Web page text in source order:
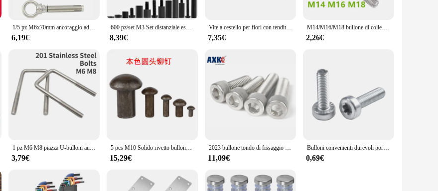
household repair, the vite Bulloni Set is your go-to solution. The bulloni's versatility shines through in their ability to securely
every time. The set's compact size makes it easy to carry and store, making it an ideal choice for both on-site work and home
for both personal and professional use. The ease of access to this comprehensive set means you're never caught without the right
1/5 pz M6x70mm ancoraggio ad espansione golfare durevole in acciaio inox argento bullone vite gancio a soffitto muro di mattoni di cemento
6,19€
600 pz/set M3 Set distanziale esagonale in Nylon distanziatore in plastica colonna distanziale viti a testa piatta Kit assortimento dado a vite durevole e filettato
8,39€
Vite a cestello per fiori con tenditore a ganascia/ganascia chiusa M5 M6 M8 M10 M12 M16 per tensionamento fune in acciaio inossidabile 304 durevole
7,35€
M14/M16/M18 bullone di collegamento ad anello Fisheye Eye Slip Hole vite bullone vivo Fisheye con foro acciaio inossidabile 304
2,26€
1 pz M6 M8 piazza U-bulloni autentici di alta qualità 201 bulloni in acciaio inossidabile ad angolo retto a forma di U bulloni di guida per il fissaggio del tubo
3,79€
5 pcs M10 Solido rivetto bullone Semicircolare Rotonde rivetti rivettatura Naturale di ferro 12 millimetri-80 millimetri di lunghezza
15,29€
2023 bullone tondo di fissaggio limitato in tempo reale 100 pz/lotto Din912 M2.5x10 vite a testa cilindrica con esagono incassato A2 in acciaio inossidabile
11,09€
Bulloni convenienti durevoli portatile affidabile argento Torx 9022 340 1010 9022 371 1020 accessori sostituzione ferro
0,69€